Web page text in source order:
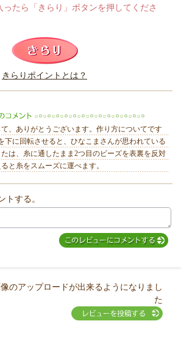
なりましたか？
ったら「きらり」ボタンを押してくださ
きらりポイントとは？
、ありがとうございます。作り方についてです
下に回転させると、ひなこまさんが思われている
は、糸に通したまま2つ目のビーズを表裏を反対
と糸をスムーズに運べます。
トする。
のアップロードが出来るようになりまし
た